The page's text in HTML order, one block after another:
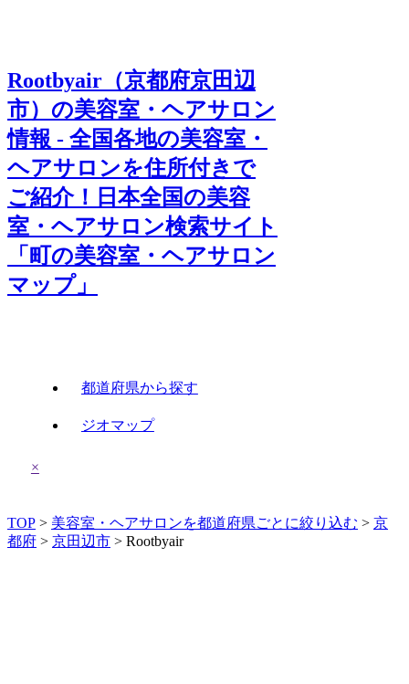
Rootbyair（京都府京田辺
市）の美容室・ヘアサロン
情報 - 全国各地の美容室・
ヘアサロンを住所付きで
ご紹介！日本全国の美容
室・ヘアサロン検索サイト
「町の美容室・ヘアサロン
マップ」
都道府県から探す
ジオマップ
×
TOP > 美容室・ヘアサロンを都道府県ごとに絞り込む > 京
都府 > 京田辺市 > Rootbyair